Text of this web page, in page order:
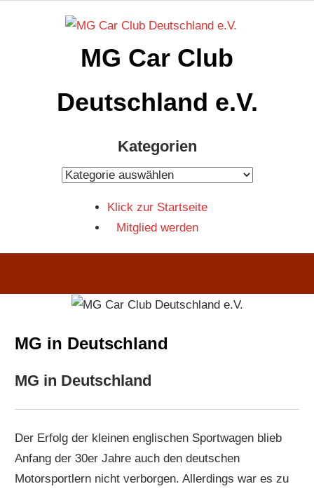
MG Car Club
Deutschland e.V.
Kategorien
Kategorien
Klick zur Startseite
Mitglied werden
MG in Deutschland
MG in Deutschland
Der Erfolg der kleinen englischen Sportwagen blieb
Anfang der 30er Jahre auch den deutschen
Motorsportlern nicht verborgen. Allerdings war es zu